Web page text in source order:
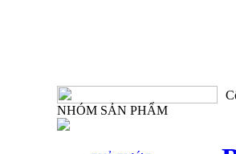
NHÓM SẢN PHẨM